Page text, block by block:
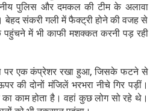
पुलिस और दमकल की टीम के अलावा
संकरी गली में फैक्ट्री होने की वजह से
में भी काफी मशक्कत करनी पड़ रही
पर एक कंप्रेशर रखा हुआ, जिसके फटने से
की दोनों मंजिलें भरभरा नीचे गिर पड़ीं।
काम होता है। वहां कुछ लोग सो रहे थे।